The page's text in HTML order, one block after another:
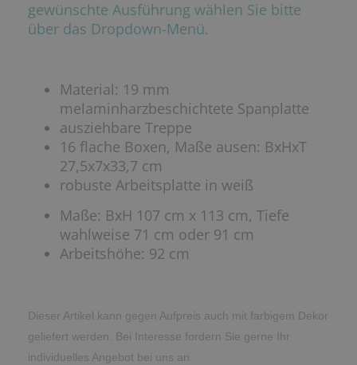
gewünschte Ausführung wählen Sie bitte
über das Dropdown-Menü.
Material: 19 mm
melaminharzbeschichtete Spanplatte
ausziehbare Treppe
16 flache Boxen, Maße ausen: BxHxT
27,5x7x33,7 cm
robuste Arbeitsplatte in weiß
Maße: BxH 107 cm x 113 cm, Tiefe
wahlweise 71 cm oder 91 cm
Arbeitshöhe: 92 cm
Dieser Artikel kann gegen Aufpreis auch mit farbigem Dekor
geliefert werden. Bei Interesse fordern Sie gerne Ihr
individuelles Angebot bei uns an.